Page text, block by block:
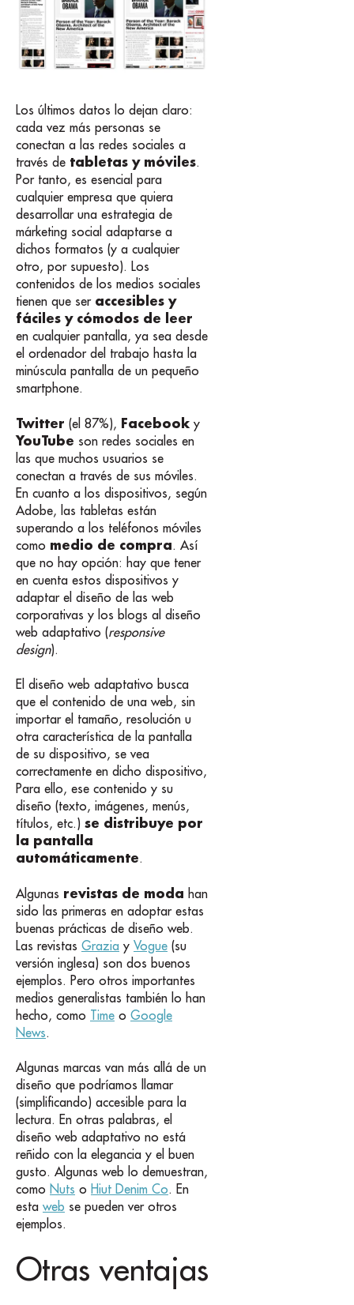
Los últimos datos lo dejan claro:
cada vez más personas se
conectan a las redes sociales a
través de tabletas y móviles.
Por tanto, es esencial para
cualquier empresa que quiera
desarrollar una estrategia de
márketing social adaptarse a
dichos formatos (y a cualquier
otro, por supuesto). Los
contenidos de los medios sociales
tienen que ser accesibles y
fáciles y cómodos de leer
en cualquier pantalla, ya sea desde
el ordenador del trabajo hasta la
minúscula pantalla de un pequeño
smartphone.
Twitter (el 87%), Facebook y
YouTube son redes sociales en
las que muchos usuarios se
conectan a través de sus móviles.
En cuanto a los dispositivos, según
Adobe, las tabletas están
superando a los teléfonos móviles
como medio de compra. Así
que no hay opción: hay que tener
en cuenta estos dispositivos y
adaptar el diseño de las web
corporativas y los blogs al diseño
web adaptativo (responsive
design).
El diseño web adaptativo busca
que el contenido de una web, sin
importar el tamaño, resolución u
otra característica de la pantalla
de su dispositivo, se vea
correctamente en dicho dispositivo,
Para ello, ese contenido y su
diseño (texto, imágenes, menús,
títulos, etc.) se distribuye por
la pantalla
automáticamente.
Algunas revistas de moda han
sido las primeras en adoptar estas
buenas prácticas de diseño web.
Las revistas Grazia y Vogue (su
versión inglesa) son dos buenos
ejemplos. Pero otros importantes
medios generalistas también lo han
hecho, como Time o Google
News.
Algunas marcas van más allá de un
diseño que podríamos llamar
(simplificando) accesible para la
lectura. En otras palabras, el
diseño web adaptativo no está
reñido con la elegancia y el buen
gusto. Algunas web lo demuestran,
como Nuts o Hiut Denim Co. En
esta web se pueden ver otros
ejemplos.
Otras ventajas